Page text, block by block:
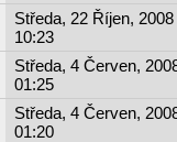
Středa, 22 Říjen, 2008
10:23
Středa, 4 Červen,
01:25
Středa, 4 Červen,
01:20